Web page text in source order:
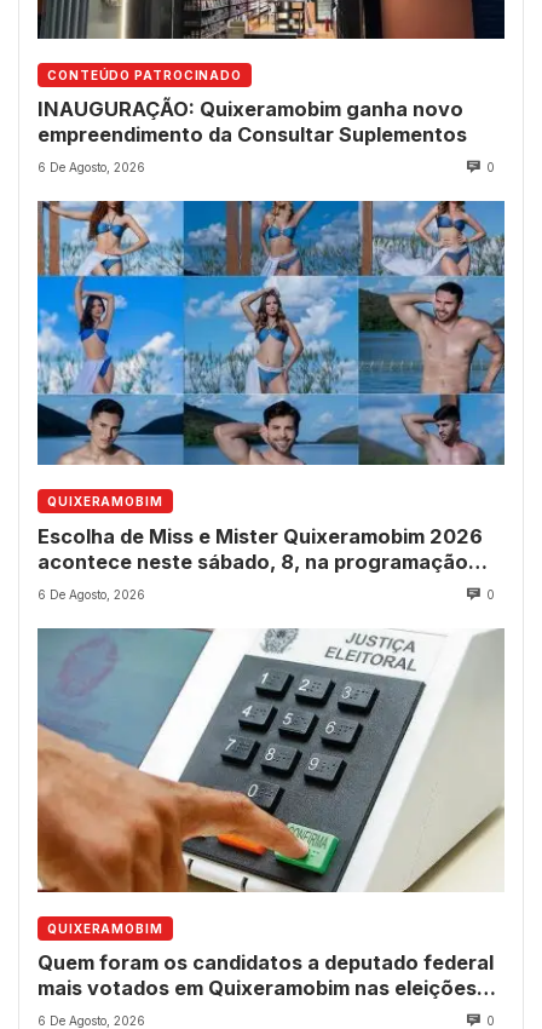
CONTEÚDO PATROCINADO
INAUGURAÇÃO: Quixeramobim ganha novo
empreendimento da Consultar Suplementos
6 De Agosto, 2026 0
QUIXERAMOBIM
Escolha de Miss e Mister Quixeramobim 2026
acontece neste sábado, 8, na programação
dos 237 anos do município
6 De Agosto, 2026 0
QUIXERAMOBIM
Quem foram os candidatos a deputado federal
mais votados em Quixeramobim nas eleições
de 2022?
6 De Agosto, 2026 0